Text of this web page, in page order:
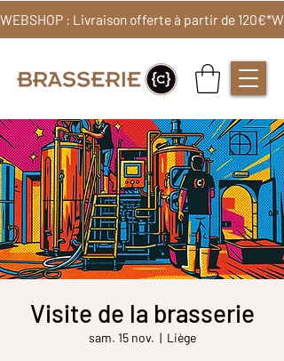
WEBSHOP : Livraison offerte à partir de 120€*
Visite de la brasserie
sam. 15 nov.
  |
Liège